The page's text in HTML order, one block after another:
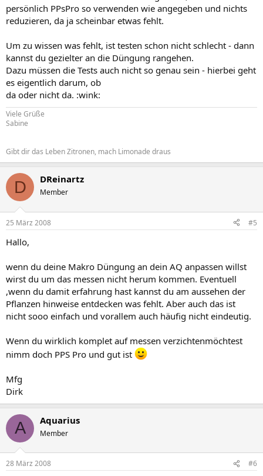
persönlich PPsPro so verwenden wie angegeben und nichts
reduzieren, da ja scheinbar etwas fehlt.
Um zu wissen was fehlt, ist testen schon nicht schlecht - dann
kannst du gezielter an die Düngung rangehen.
Dazu müssen die Tests auch nicht so genau sein - hierbei geht
es eigentlich darum, ob
da oder nicht da. :wink:
Viele Grüße
Sabine
Gibt dir das Leben Zitronen, mach Limonade draus
D DReinartz
Member
25 März 2008 #5
Hallo,
wenn du deine Makro Düngung an dein AQ anpassen willst
wirst du um das messen nicht herum kommen. Eventuell
,wenn du damit erfahrung hast kannst du am aussehen der
Pflanzen hinweise entdecken was fehlt. Aber auch das ist
nicht sooo einfach und vorallem auch häufig nicht eindeutig.
Wenn du wirklich komplet auf messen verzichtenmöchtest
nimm doch PPS Pro und gut ist
Mfg
Dirk
A Aquarius
Member
28 März 2008 #6